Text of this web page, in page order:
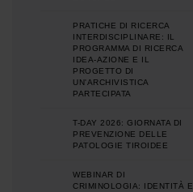
PRATICHE DI RICERCA
INTERDISCIPLINARE: IL
PROGRAMMA DI RICERCA
IDEA-AZIONE E IL
PROGETTO DI
UN'ARCHIVISTICA
PARTECIPATA
T-DAY 2026: GIORNATA DI
PREVENZIONE DELLE
PATOLOGIE TIROIDEE
WEBINAR DI
CRIMINOLOGIA: IDENTITÀ E